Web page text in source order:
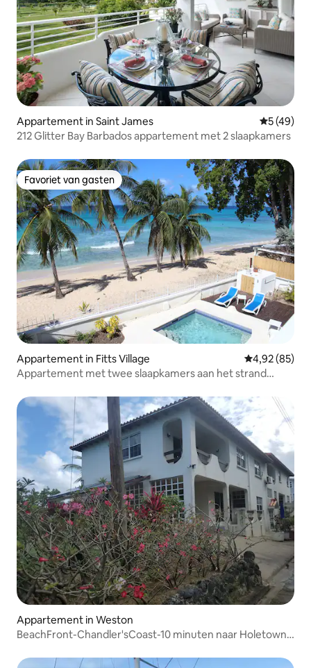
Appartement in Saint James
5 (49)
212 Glitter Bay Barbados appartement met 2 slaapkamers
Favoriet van gasten
Favoriet van gasten
Appartement in Fitts Village Gemiddelde
4,92 (85)
Appartement met twee slaapkamers aan het strand
Appartement in Weston
BeachFront-Chandler'sCoast-10 minuten naar Holetown-